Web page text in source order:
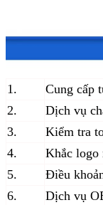
1.
Cung cấp
2.
Dịch vụ
3.
Kiểm tra
4.
Khắc logo
5.
Điều
6.
Dịch vụ